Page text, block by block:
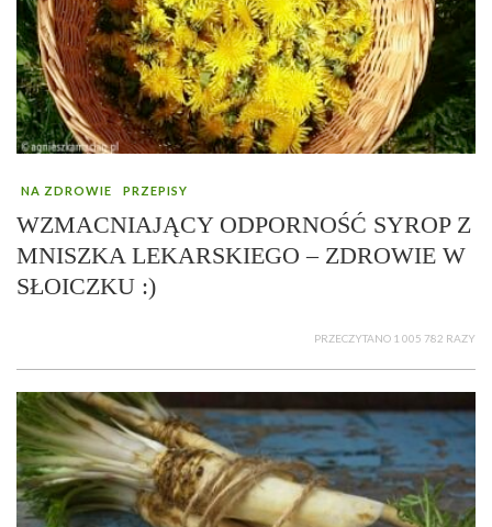
NA ZDROWIE PRZEPISY
WZMACNIAJĄCY ODPORNOŚĆ SYROP Z
MNISZKA LEKARSKIEGO – ZDROWIE W
SŁOICZKU :)
PRZECZYTANO 1 005 782 RAZY